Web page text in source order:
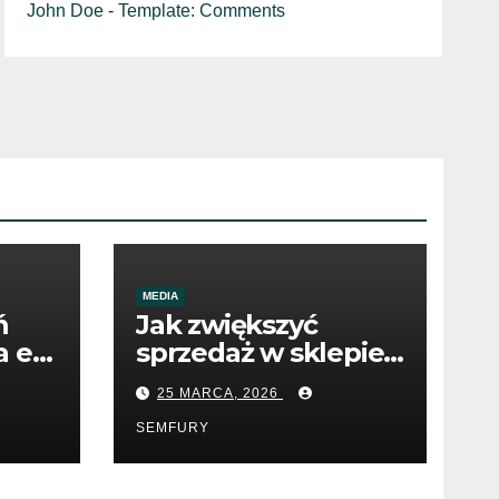
John Doe -Template: Comments
e-
MEDIA
Jak zwiększyć
sprzedaż w sklepie
internetowym
dzięki SEO
25 MARCA, 2026
SEMFURY